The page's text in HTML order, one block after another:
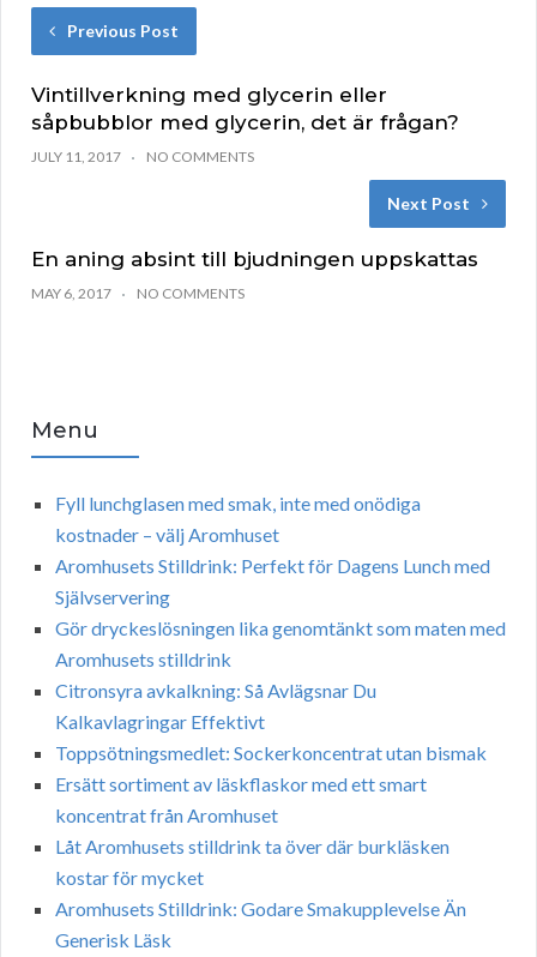
Previous Post
Vintillverkning med glycerin eller
såpbubblor med glycerin, det är frågan?
JULY 11, 2017 NO COMMENTS
Next Post
En aning absint till bjudningen uppskattas
MAY 6, 2017 NO COMMENTS
Menu
Fyll lunchglasen med smak, inte med onödiga
kostnader – välj Aromhuset
Aromhusets Stilldrink: Perfekt för Dagens Lunch med
Självservering
Gör dryckeslösningen lika genomtänkt som maten med
Aromhusets stilldrink
Citronsyra avkalkning: Så Avlägsnar Du
Kalkavlagringar Effektivt
Toppsötningsmedlet: Sockerkoncentrat utan bismak
Ersätt sortiment av läskflaskor med ett smart
koncentrat från Aromhuset
Låt Aromhusets stilldrink ta över där burkläsken
kostar för mycket
Aromhusets Stilldrink: Godare Smakupplevelse Än
Generisk Läsk